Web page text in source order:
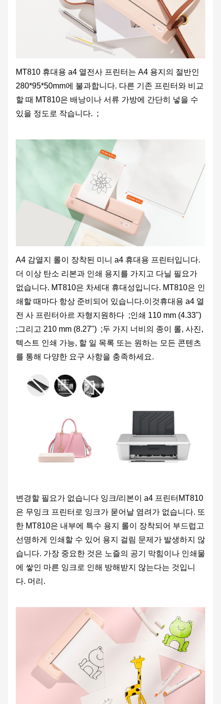
MT810 휴대용 a4 열전사 프린터는 A4 용지의 절반인
280*95*50mm에 불과합니다. 다른 기존 프린터와 비교
할 때 MT810은 배낭이나 서류 가방에 간단히 넣을 수
있을 정도로 작습니다. ;
A4 감열지 롤이 장착된 미니 a4 휴대용 프린터입니다.
더 이상 탄소 리본과 인쇄 용지를 가지고 다닐 필요가
없습니다. MT810은 차세대 휴대성입니다. MT810은 인
쇄할 때마다 항상 준비되어 있습니다.이것휴대용 a4 열
전 사 프린터 아르 자형지원하다 ;인쇄 110 mm (4.33")
;그리고 210 mm (8.27") ;두 가지 너비의 종이 롤, 사진,
텍스트 인쇄 가능, 할 일 목록 또는 원하는 모든 콘텐츠
를 통해 다양한 요구 사항을 충족하세요.
변경할 필요가 없습니다 잉크/리본이 a4 프린터 MT810
은 무잉크 프린터로 잉크가 묻어날 염려가 없습니다. 또
한 MT810은 내부에 특수 용지 롤이 장착되어 부드럽고
선명하게 인쇄할 수 있어 용지 걸림 문제가 발생하지 않
습니다. 가장 중요한 것은 노즐의 공기 막힘이나 인쇄물
에 쌓인 마른 잉크로 인해 방해받지 않는다는 것입니
다. 머리.